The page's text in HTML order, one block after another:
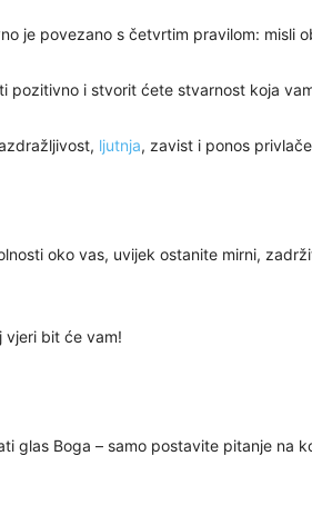
je povezano s četvrtim pravilom: misli
pozitivno i stvorit ćete stvarnost koja
ljutnja, zavist i ponos
oko vas, uvijek ostanite mirni,
vjeri bit će vam!
glas Boga – samo postavite pitanje na